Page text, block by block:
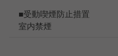
■受動喫煙防止措置
室内禁煙